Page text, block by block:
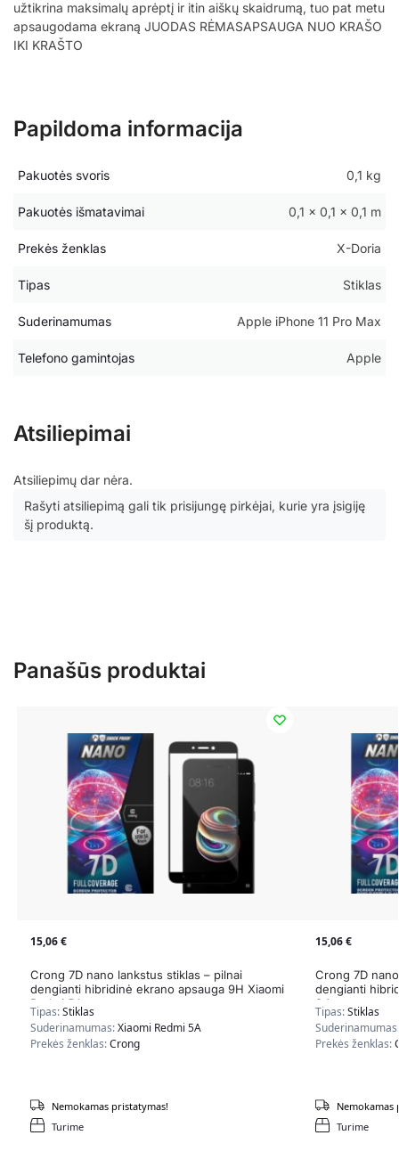
užtikrina maksimalų aprėptį ir itin aiškų skaidrumą, tuo pat metu
apsaugodama ekraną JUODAS RĖMASAPSAUGA NUO KRAŠO
IKI KRAŠTO
Papildoma informacija
Pakuotės svoris 0,1 kg
Pakuotės išmatavimai 0,1 × 0,1 × 0,1 m
Prekės ženklas X-Doria
Tipas Stiklas
Suderinamumas Apple iPhone 11 Pro Max
Telefono gamintojas Apple
Atsiliepimai
Atsiliepimų dar nėra.
Rašyti atsiliepimą gali tik prisijungę pirkėjai, kurie yra įsigiję
šį produktą.
Panašūs produktai
15,06€
Crong 7D nano lankstus stiklas – pilnai
dengianti hibridinė ekrano apsauga 9H Xiaomi
Redmi 5A
Tipas:Stiklas
Suderinamumas:Xiaomi Redmi 5A
Prekės ženklas:Crong
Turime
Nemokamas pristatymas!
15,06€
Crong 7D
dengianti
3.1
Tipas:Stiklas
Prekės ženklas:
Turime
Nemokamas